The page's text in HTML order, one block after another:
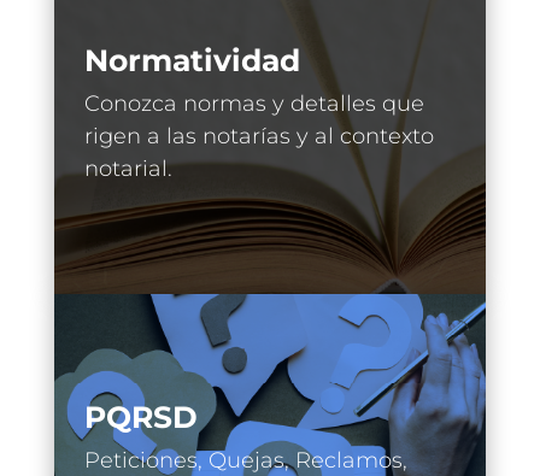
Normatividad
Conozca normas y detalles que
rigen a las notarías y al contexto
notarial.
PQRSD
Peticiones, Quejas, Reclamos,